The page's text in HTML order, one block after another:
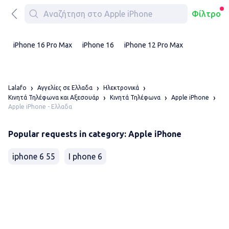
Φίλτρο
iPhone 16 Pro Max iPhone 16 iPhone 12 Pro Max
Lalafo Αγγελίες σε Ελλαδα
Ηλεκτρονικά
Κινητά Τηλέφωνα και Αξεσουάρ
Κινητά Τηλέφωνα
Apple iPhone
Apple iPhone - Ελλαδα
Popular requests in category: Apple iPhone
iphone 6 55 I phone 6